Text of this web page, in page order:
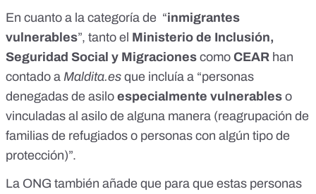
En cuanto a la categoría de “inmigrantes
vulnerables”, tanto el Ministerio de Inclusión,
Seguridad Social y Migraciones como CEAR han
contado a Maldita.es que incluía a “personas
denegadas de asilo especialmente vulnerables o
vinculadas al asilo de alguna manera (reagrupación de
familias de refugiados o personas con algún tipo de
protección)”.
La ONG también añade que para que estas personas